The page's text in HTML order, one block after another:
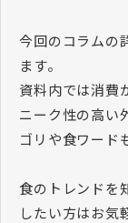
今回のコラムの
ます。
資料内では消費
ニーク性の高い
ゴリや食ワード
食のトレンドを
したい方はお気